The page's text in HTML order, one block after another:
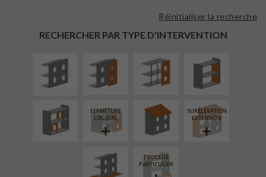
RECHERCHER PAR TYPE D'INTERVENTION
Réinitialiser la recherche
EXTÉRIEURE
FAÇADE SUR
LINÉAIRE
ISOLATION
INTÉRIEURE
RÉAMÉNAGEMENT
INTÉRIEUR
FERMETURE
LOGGIAS
RÉFECTION DES
TOITURES
SURÉLÉVATION
EXTENSION
AMÉNAGEMENT
EXTÉRIEUR
PROCÉDÉ
PARTICULIER